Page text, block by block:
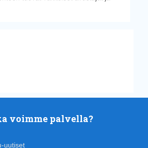
voimme palvella?
uutiset